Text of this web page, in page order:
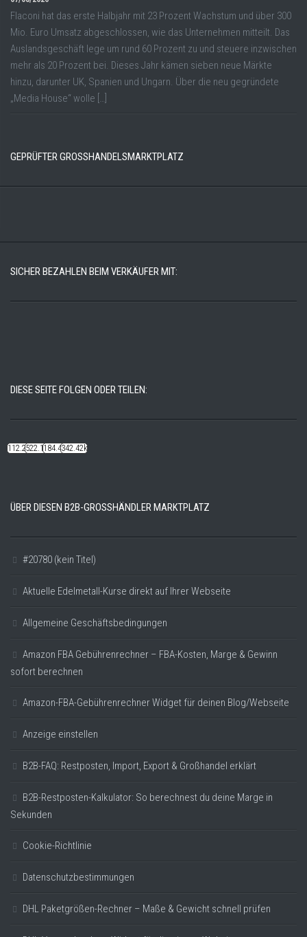
Flaconi hat das erste Halbjahr mit 23 Prozent Wachstum und über 300
Mio. Euro Umsatz abgeschlossen, wie das Unternehmen mitteilt. Das
Auslandsgeschäft lege um rund 60 Prozent zu und steuere inzwischen
mehr als 20 Prozent bei. Dieses Jahr kämen sieben neue Märkte
hinzu, darunter UK, Spanien und Ungarn. Über die neu gegründete
„Media House“ wolle […]
GEPRÜFTER GROSSHANDELSMARKTPLATZ
SICHER BEZAHLEN BEIM VERKÄUFER MIT:
DIESE SEITE FOLGEN ODER TEILEN:
112.22k522.14k184.48k342.42k
ÜBER DIESEN B2B-GROSSHÄNDLER MARKTPLATZ
#20780 (kein Titel)
Aktuelle Edelmetall-Kurse direkt auf Ihrer Webseite
Allgemeine Geschäftsbedingungen
Amazon FBA Gebührenrechner – FBA-Kosten, Marge & Gewinn
sofort berechnen
Amazon-FBA-Gebührenrechner Widget für deinen Blog/Webseite
Anzeige einstellen
B2B-FAQ: Restposten, Import, Export & Großhandel erklärt
B2B-Restposten-Kalkulator: So berechnest du deine Marge in
Sekunden
Cookie-Richtlinie
Datenschutzbestimmungen
DHL Paketgrößen-Rechner – Maße & Gewicht schnell prüfen